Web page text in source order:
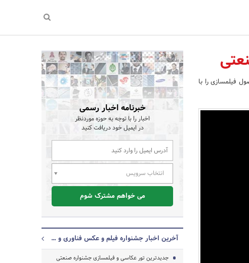
فیلمسازی را با
خبرنامه اخبار رسمی
اخبار را با توجه به حوزه موردنظر
در ایمیل خود دریافت کنید
انتخاب سرویس
می خواهم مشترک شوم
آخرین اخبار جشنواره فیلم و عکس فناوری و صنعتی (فردا)
جدیدترین تور عکاسی و فیلمسازی جشنواره صنعتی